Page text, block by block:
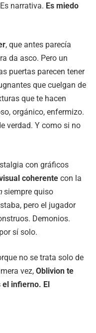
narrativa. Es miedo
, que antes parecía
da asco. Pero un
puertas parecen tener
que cuelgan de
que te hacen
orgánico, enfermizo.
verdad. Y como si no
con gráficos
coherente con la
siempre quiso
pero el jugador
Demonios.
sí solo.
no se trata solo de
vez, Oblivion te
infierno. El